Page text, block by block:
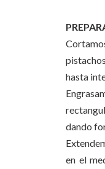
hasta
dando
en el